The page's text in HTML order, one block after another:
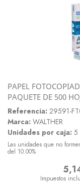
PAPEL
PAQUETE DE 500
Referencia: 29591-
Marca: WALTHER
Unidades por caja: 5
Las unidades que no
del 10.00%
Impuestos